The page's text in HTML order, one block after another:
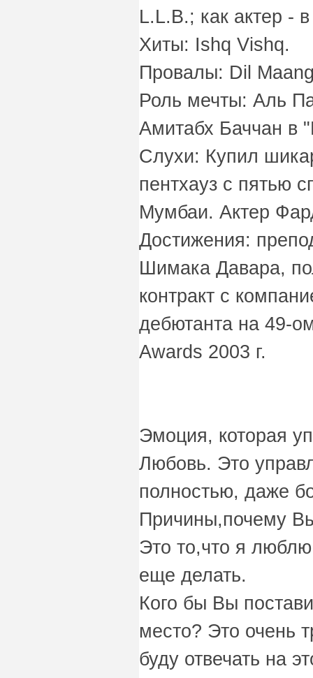
L.L.B.; как актер -
Хиты: Ishq Vishq.
Провалы: Dil
Роль мечты: Аль
Амитабх Баччан в
Слухи: Купил
пентхауз с пятью
Мумбаи. Актер
Достижения:
Шимака Давара,
контракт с
дебютанта на 49-
Awards 2003 г.
Эмоция, которая
Любовь. Это
полностью, даже
Причины,почему
Это то,что я
еще делать.
Кого бы Вы
место? Это очень
буду отвечать на